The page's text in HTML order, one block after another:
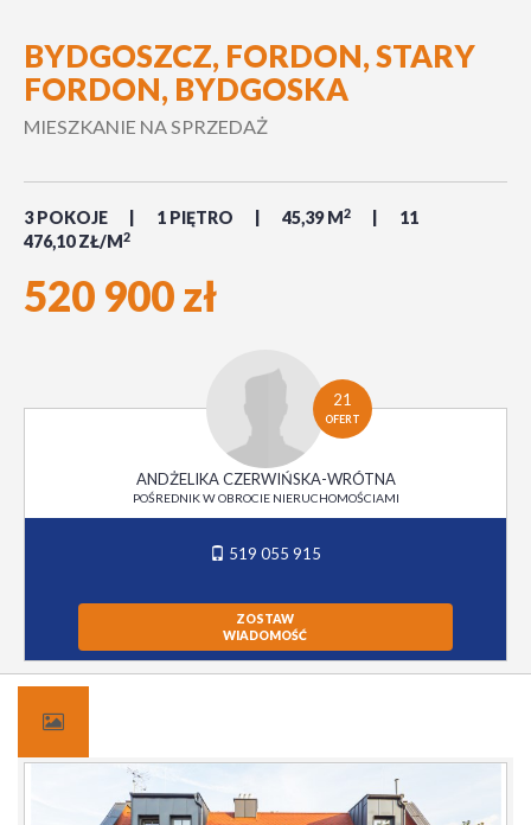
BYDGOSZCZ, FORDON, STARY
FORDON, BYDGOSKA
MIESZKANIE NA SPRZEDAŻ
3 POKOJE 1 PIĘTRO 45,39 M2
11
476,10 ZŁ/M2
520 900 zł
21
OFERT
ANDŻELIKA CZERWIŃSKA-WRÓTNA
POŚREDNIK W OBROCIE NIERUCHOMOŚCIAMI
519 055 915
ZOSTAW
WIADOMOŚĆ